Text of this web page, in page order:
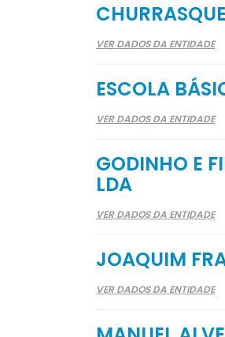
VER DADOS DA ENTIDADE
ESCOLA
VER DADOS DA ENTIDADE
GODINHO E
LDA
VER DADOS DA ENTIDADE
JOAQUIM
VER DADOS DA ENTIDADE